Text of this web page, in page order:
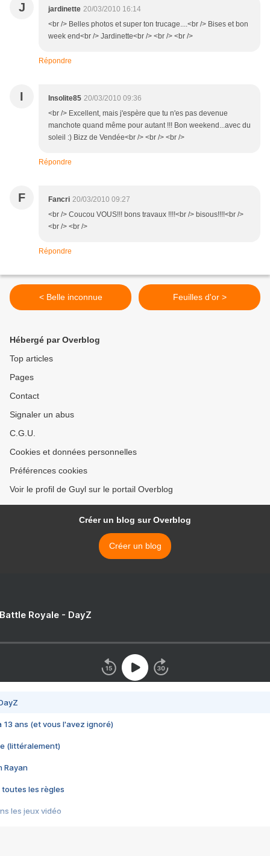
J jardinette 20/03/2010 16:14
<br /> Belles photos et super ton trucage....<br /> Bises et bon
week end<br /> Jardinette<br /> <br /> <br />
Répondre
I Insolite85 20/03/2010 09:36
<br /> Excellent, mais j'espère que tu n'es pas devenue
manchote quand même pour autant !!! Bon weekend...avec du
soleil :) Bizz de Vendée<br /> <br /> <br />
Répondre
F Fancri 20/03/2010 09:27
<br /> Coucou VOUS!!! bons travaux !!!!<br /> bisous!!!!<br />
<br /> <br />
Répondre
< Belle inconnue Feuilles d'or >
Hébergé par Overblog
Top articles
Pages
Contact
Signaler un abus
C.G.U.
Cookies et données personnelles
Préférences cookies
Voir le profil de Guyl sur le portail Overblog
Créer un blog sur Overblog
Créer un blog
Royale - DayZ
13 ans (et vous l'avez ignoré)
(littéralement)
Rayan
toutes les règles
les jeux vidéo